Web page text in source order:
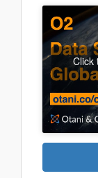
Click